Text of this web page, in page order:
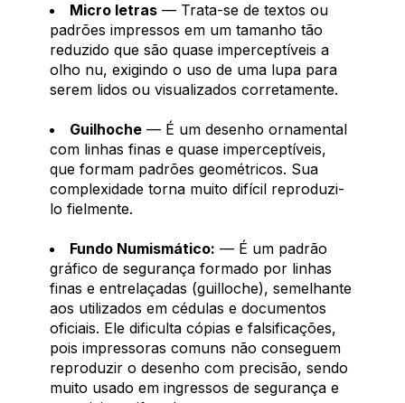
Micro letras — Trata-se de textos ou
padrões impressos em um tamanho tão
reduzido que são quase imperceptíveis a
olho nu, exigindo o uso de uma lupa para
serem lidos ou visualizados corretamente.
Guilhoche — É um desenho ornamental
com linhas finas e quase imperceptíveis,
que formam padrões geométricos. Sua
complexidade torna muito difícil reproduzi-
lo fielmente.
Fundo Numismático: — É um padrão
gráfico de segurança formado por linhas
finas e entrelaçadas (guilloche), semelhante
aos utilizados em cédulas e documentos
oficiais. Ele dificulta cópias e falsificações,
pois impressoras comuns não conseguem
reproduzir o desenho com precisão, sendo
muito usado em ingressos de segurança e